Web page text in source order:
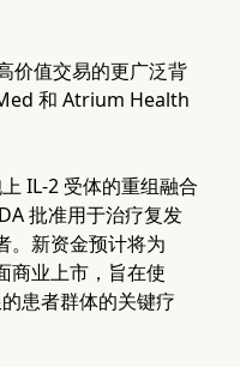
价值交易的更广泛背
和 Atrium Health
IL-2 受体的重组融合
批准用于治疗复发
。新资金预计将为
商业上市，旨在使
患者群体的关键疗